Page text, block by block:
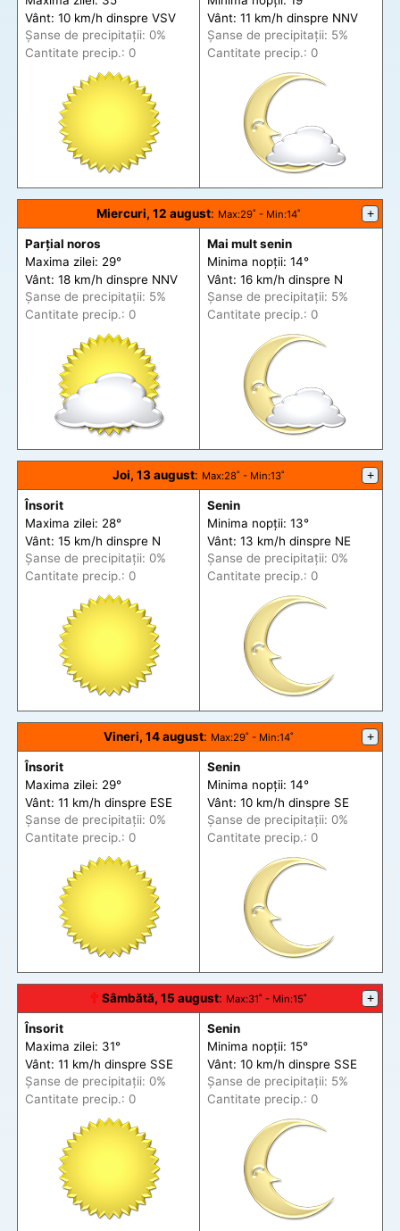
Vânt: 10 km/h dinspre VSV
Șanse de precipitații: 0%
Cantitate precip.: 0
Vânt: 11 km/h dinspre NNV
Șanse de precipitații: 5%
Cantitate precip.: 0
Miercuri, 12 august: Max:29˚ - Min:14˚ +
Parțial noros
Maxima zilei: 29°
Vânt: 18 km/h dinspre NNV
Șanse de precipitații: 5%
Cantitate precip.: 0
Mai mult senin
Minima nopții: 14°
Vânt: 16 km/h dinspre N
Șanse de precipitații: 5%
Cantitate precip.: 0
Joi, 13 august: Max:28˚ - Min:13˚ +
Însorit
Maxima zilei: 28°
Vânt: 15 km/h dinspre N
Șanse de precipitații: 0%
Cantitate precip.: 0
Senin
Minima nopții: 13°
Vânt: 13 km/h dinspre NE
Șanse de precipitații: 0%
Cantitate precip.: 0
Vineri, 14 august: Max:29˚ - Min:14˚ +
Însorit
Maxima zilei: 29°
Vânt: 11 km/h dinspre ESE
Șanse de precipitații: 0%
Cantitate precip.: 0
Senin
Minima nopții: 14°
Vânt: 10 km/h dinspre SE
Șanse de precipitații: 0%
Cantitate precip.: 0
🕆 Sâmbătă, 15 august: Max:31˚ - Min:15˚ +
Însorit
Maxima zilei: 31°
Vânt: 11 km/h dinspre SSE
Șanse de precipitații: 0%
Cantitate precip.: 0
Senin
Minima nopții: 15°
Vânt: 10 km/h dinspre SSE
Șanse de precipitații: 5%
Cantitate precip.: 0